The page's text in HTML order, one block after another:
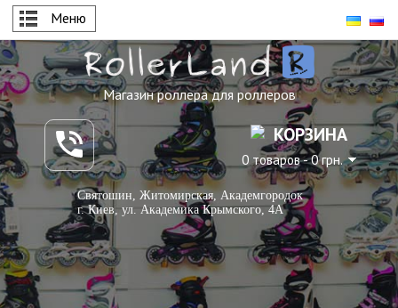
Меню
Магазин роллера для роллеров
КОРЗИНА
0 товаров - 0 грн.
Святошин, Житомирская, Академгородок
г. Киев, ул. Академика Крымского, 4А